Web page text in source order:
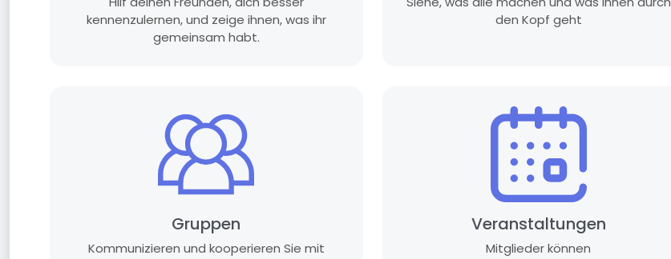
kennenzulernen, und zeige ihnen, was ihr
gemeinsam habt.
den Kopf geht
Gruppen
Kommunizieren und kooperieren Sie mit
Veranstaltungen
Mitglieder können